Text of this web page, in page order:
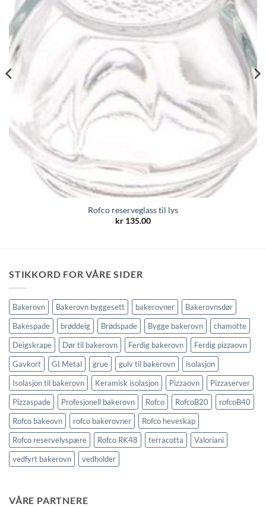
Rofco reserveglass til lys
kr 135.00
STIKKORD FOR VÅRE SIDER
Bakerovn Bakerovn byggesett bakerovner
Bakerovnsdør
Bakespade
brøddeig Brødspade Bygge bakerovn
chamotte
Deigskrape
Dør til bakerovn Ferdig bakerovn
Ferdig pizzaovn
Gavkort
GI Metal grue gulv til bakerovn
isolasjon
Isolasjon til bakerovn
Keramisk isolasjon Pizzaovn
Pizzaserver
Pizzaspade
Profesjonell bakerovn Rofco RofcoB20
rofcoB40
Rofco bakeovn
rofco bakerovner
Rofco heveskap
Rofco reservelyspære
Rofco RK48 terracotta
Valoriani
vedfyrt bakerovn
vedholder
VÅRE PARTNERE